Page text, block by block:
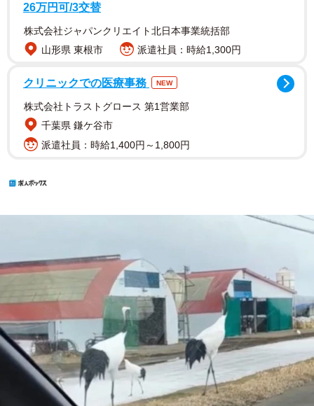
26万円可/3交替
株式会社ジャパンクリエイト北日本事業統括部
山形県 東根市
派遣社員：時給1,300円
クリニックでの医療事務 NEW
株式会社トラストグロース 第1営業部
千葉県 鎌ケ谷市
派遣社員：時給1,400円～1,800円